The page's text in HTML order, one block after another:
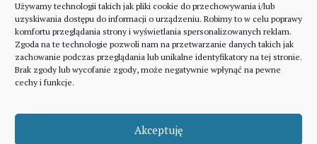
Używamy technologii takich jak pliki cookie do przechowywania i/lub
uzyskiwania dostępu do informacji o urządzeniu. Robimy to w celu poprawy
komfortu przeglądania strony i wyświetlania spersonalizowanych reklam.
Zgoda na te technologie pozwoli nam na przetwarzanie danych takich jak
zachowanie podczas przeglądania lub unikalne identyfikatory na tej stronie.
Brak zgody lub wycofanie zgody, może negatywnie wpłynąć na pewne
cechy i funkcje.
Akceptuję